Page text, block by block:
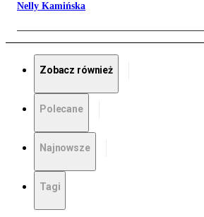
Nelly Kamińska
Zobacz również
Polecane
Najnowsze
Tagi